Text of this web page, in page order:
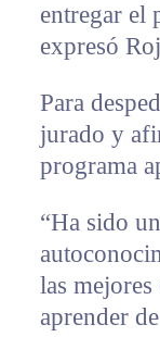
entregar el
expresó
Para
jurado y
programa
“Ha sido
las
aprender